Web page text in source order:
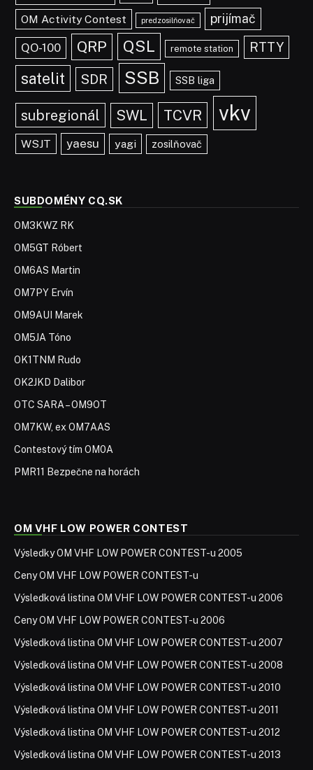
OM Activity Contest
predzosilňovač prijímač
QO-100 QRP QSL remote station RTTY
satelit SDR SSB SSB liga
subregionál SWL TCVR vkv
WSJT yaesu yagi zosilňovač
SUBDOMÉNY CQ.SK
OM3KWZ RK
OM5GT Róbert
OM6AS Martin
OM7PY Ervín
OM9AUI Marek
OM5JA Tóno
OK1TNM Rudo
OK2JKD Dalibor
OTC SARA – OM9OT
OM7KW, ex OM7AAS
Contestový tím OM0A
PMR11 Bezpečne na horách
OM VHF LOW POWER CONTEST
Výsledky OM VHF LOW POWER CONTEST-u 2005
Ceny OM VHF LOW POWER CONTEST-u
Výsledková listina OM VHF LOW POWER CONTEST-u 2006
Ceny OM VHF LOW POWER CONTEST-u 2006
Výsledková listina OM VHF LOW POWER CONTEST-u 2007
Výsledková listina OM VHF LOW POWER CONTEST-u 2008
Výsledková listina OM VHF LOW POWER CONTEST-u 2010
Výsledková listina OM VHF LOW POWER CONTEST-u 2011
Výsledková listina OM VHF LOW POWER CONTEST-u 2012
Výsledková listina OM VHF LOW POWER CONTEST-u 2013